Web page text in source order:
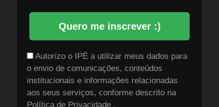
Quero me inscrever :)
Autorizo o IPÊ a utilizar meus dados para
o envio de comunicações, conteúdos
institucionais e informações relacionadas
aos seus serviços, conforme descrito na
Política de Privacidade .